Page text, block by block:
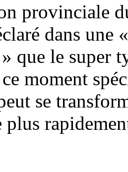
provinciale
dans une
que le super
moment
se